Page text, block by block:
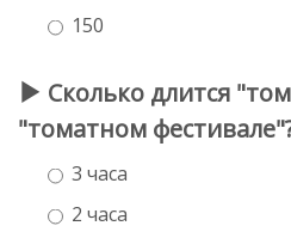
150
Сколько длится
"томатном
3 часа
2 часа